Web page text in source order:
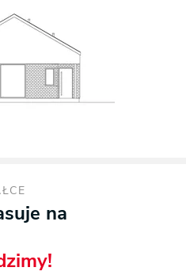
na